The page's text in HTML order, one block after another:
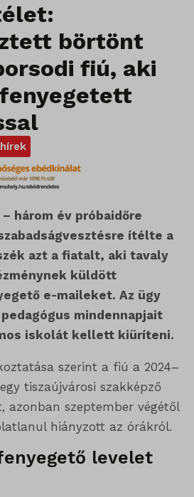
börtönt
fiú, aki
három év próbaidőre
ítélte a
azt a fiatalt, aki tavaly
küldött
e-maileket. Az ügy
mindennapjait
iskolát kellett kiüríteni.
szerint a fiú a 2024–
tiszaújvárosi szakképző
azonban szeptember végétől
hiányzott az órákról.
levelet